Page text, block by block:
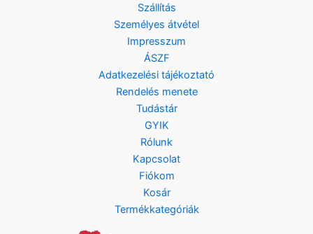
Szállítás
Személyes átvétel
Impresszum
ÁSZF
Adatkezelési tájékoztató
Rendelés menete
Tudástár
GYIK
Rólunk
Kapcsolat
Fiókom
Kosár
Termékkategóriák